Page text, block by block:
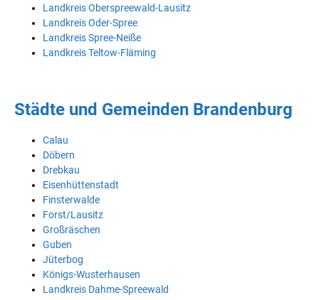
Landkreis Oberspreewald-Lausitz
Landkreis Oder-Spree
Landkreis Spree-Neiße
Landkreis Teltow-Fläming
Städte und Gemeinden Brandenburg
Calau
Döbern
Drebkau
Eisenhüttenstadt
Finsterwalde
Forst/Lausitz
Großräschen
Guben
Jüterbog
Königs-Wusterhausen
Landkreis Dahme-Spreewald